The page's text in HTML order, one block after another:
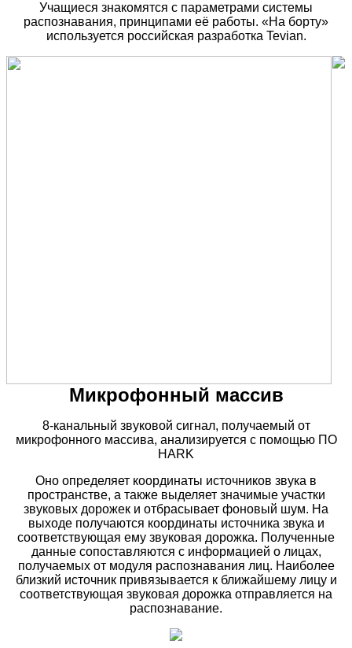
Учащиеся знакомятся с параметрами системы
распознавания, принципами её работы. «На борту»
используется российская разработка Tevian.
Микрофонный массив
8-канальный звуковой сигнал, получаемый от
микрофонного массива, анализируется с помощью ПО
HARK
Оно определяет координаты источников звука в
пространстве, а также выделяет значимые участки
звуковых дорожек и отбрасывает фоновый шум. На
выходе получаются координаты источника звука и
соответствующая ему звуковая дорожка. Полученные
данные сопоставляются с информацией о лицах,
получаемых от модуля распознавания лиц. Наиболее
близкий источник привязывается к ближайшему лицу и
соответствующая звуковая дорожка отправляется на
распознавание.